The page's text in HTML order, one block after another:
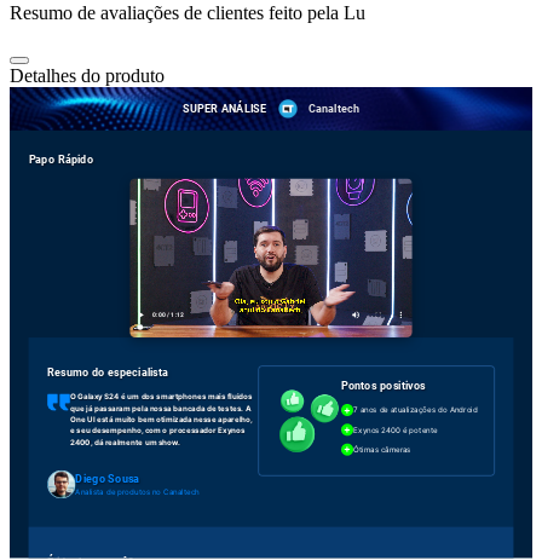
Resumo de avaliações de clientes feito pela Lu
Detalhes do produto